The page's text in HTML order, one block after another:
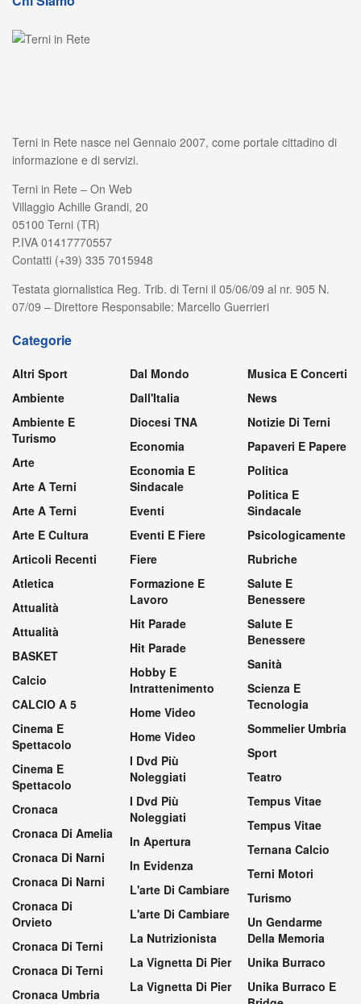
Terni in Rete nasce nel Gennaio 2007, come portale cittadino di
informazione e di servizi.
Terni in Rete – On Web
Villaggio Achille Grandi, 20
05100 Terni (TR)
P.IVA 01417770557
Contatti (+39) 335 7015948
Testata giornalistica Reg. Trib. di Terni il 05/06/09 al nr. 905 N.
07/09 – Direttore Responsabile: Marcello Guerrieri
Categorie
Altri Sport
Ambiente
Ambiente E
Turismo
Arte
Arte A Terni
Arte A Terni
Arte E Cultura
Articoli Recenti
Atletica
Attualità
Attualità
BASKET
Calcio
CALCIO A 5
Cinema E
Spettacolo
Cinema E
Spettacolo
Cronaca
Cronaca Di Amelia
Cronaca Di Narni
Cronaca Di Narni
Cronaca Di
Orvieto
Cronaca Di Terni
Cronaca Di Terni
Cronaca Umbria
Dal Mondo
Dall'Italia
Diocesi TNA
Economia
Economia E
Sindacale
Eventi
Eventi E Fiere
Fiere
Formazione E
Lavoro
Hit Parade
Hit Parade
Hobby E
Intrattenimento
Home Video
Home Video
I Dvd Più
Noleggiati
I Dvd Più
Noleggiati
In Apertura
In Evidenza
L'arte Di Cambiare
L'arte Di Cambiare
La Nutrizionista
La Vignetta Di Pier
La Vignetta Di Pier
Musica E Concerti
News
Notizie Di Terni
Papaveri E Papere
Politica
Politica E
Sindacale
Psicologicamente
Rubriche
Salute E
Benessere
Salute E
Benessere
Sanità
Scienza E
Tecnologia
Sommelier Umbria
Sport
Teatro
Tempus Vitae
Tempus Vitae
Ternana Calcio
Terni Motori
Turismo
Un Gendarme
Della Memoria
Unika Burraco
Unika Burraco E